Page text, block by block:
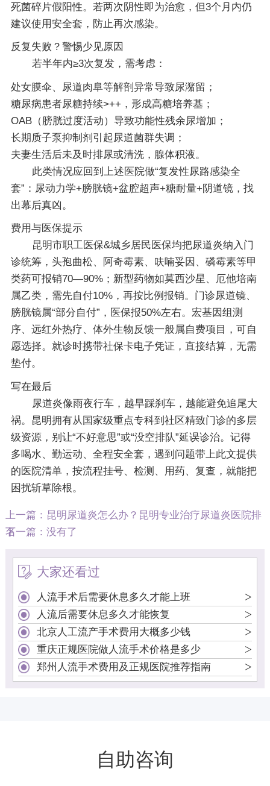
死菌碎片假阳性。若两次阴性即为治愈，但3个月内仍
建议使用安全套，防止再次感染。
反复失败？警惕少见原因
若半年内≥3次复发，需考虑：
处女膜伞、尿道肉阜等解剖异常导致尿潴留；
糖尿病患者尿糖持续>++，形成高糖培养基；
OAB（膀胱过度活动）导致功能性残余尿增加；
长期质子泵抑制剂引起尿道菌群失调；
夫妻生活后未及时排尿或清洗，腺体积液。
此类情况应回到上述医院做“复发性尿路感染全
套”：尿动力学+膀胱镜+盆腔超声+糖耐量+阴道镜，找
出幕后真凶。
费用与医保提示
昆明市职工医保&城乡居民医保均把尿道炎纳入门
诊统筹，头孢曲松、阿奇霉素、呋喃妥因、磷霉素等甲
类药可报销70—90%；新型药物如莫西沙星、厄他培南
属乙类，需先自付10%，再按比例报销。门诊尿道镜、
膀胱镜属“部分自付”，医保报50%左右。宏基因组测
序、远红外热疗、体外生物反馈一般属自费项目，可自
愿选择。就诊时携带社保卡电子凭证，直接结算，无需
垫付。
写在最后
尿道炎像雨夜行车，越早踩刹车，越能避免追尾大
祸。昆明拥有从国家级重点专科到社区精致门诊的多层
级资源，别让“不好意思”或“没空排队”延误诊治。记得
多喝水、勤运动、全程安全套，遇到问题带上此文提供
的医院清单，按流程挂号、检测、用药、复查，就能把
困扰斩草除根。
上一篇： 昆明尿道炎怎么办？昆明专业治疗尿道炎医院排
名
下一篇：没有了
大家还看过
人流手术后需要休息多久才能上班 >
人流后需要休息多久才能恢复 >
北京人工流产手术费用大概多少钱 >
重庆正规医院做人流手术价格是多少 >
郑州人流手术费用及正规医院推荐指南 >
自助咨询